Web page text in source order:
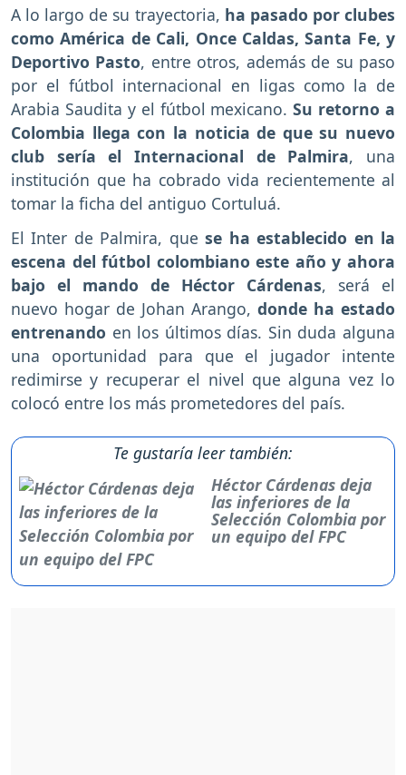
A lo largo de su trayectoria, ha pasado por clubes
como América de Cali, Once Caldas, Santa Fe, y
Deportivo Pasto, entre otros, además de su paso
por el fútbol internacional en ligas como la de
Arabia Saudita y el fútbol mexicano.Su retorno a
Colombia llega con la noticia de que su nuevo
club sería el Internacional de Palmira, una
institución que ha cobrado vida recientemente al
tomar la ficha del antiguo Cortuluá.
El Inter de Palmira, quese ha establecido en la
escena del fútbol colombiano este año y ahora
bajo el mando de Héctor Cárdenas, será el
nuevo hogar de Johan Arango, donde ha estado
entrenando en los últimos días. Sin duda alguna
una oportunidad para que el jugador intente
redimirse y recuperar el nivel que alguna vez lo
colocó entre los más prometedores del país.
Te gustaría leer también:
Héctor Cárdenas deja
las inferiores de la
Selección Colombia por
un equipo del FPC